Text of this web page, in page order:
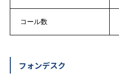
コール数
フォンデスク